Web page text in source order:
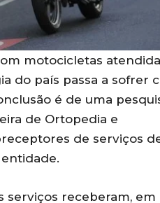
motocicletas
do país passa a sofrer
é de uma
de Ortopedia e
de serviços
serviços receberam, em